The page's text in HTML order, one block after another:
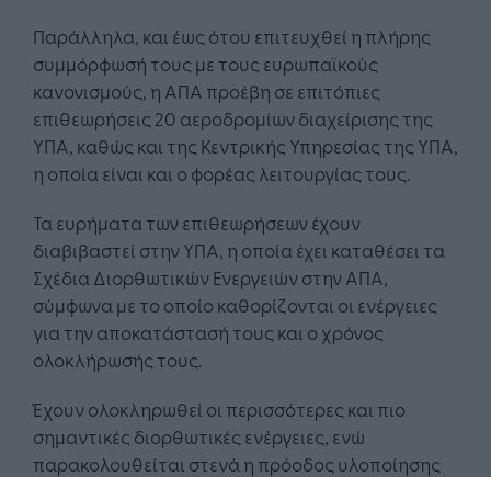
Παράλληλα, και έως ότου επιτευχθεί η πλήρης
συμμόρφωσή τους με τους ευρωπαϊκούς
κανονισμούς, η ΑΠΑ προέβη σε επιτόπιες
επιθεωρήσεις 20 αεροδρομίων διαχείρισης της
ΥΠΑ, καθώς και της Κεντρικής Υπηρεσίας της ΥΠΑ,
η οποία είναι και ο φορέας λειτουργίας τους.
Τα ευρήματα των επιθεωρήσεων έχουν
διαβιβαστεί στην ΥΠΑ, η οποία έχει καταθέσει τα
Σχέδια Διορθωτικών Ενεργειών στην ΑΠΑ,
σύμφωνα με το οποίο καθορίζονται οι ενέργειες
για την αποκατάστασή τους και ο χρόνος
ολοκλήρωσής τους.
Έχουν ολοκληρωθεί οι περισσότερες και πιο
σημαντικές διορθωτικές ενέργειες, ενώ
παρακολουθείται στενά η πρόοδος υλοποίησης